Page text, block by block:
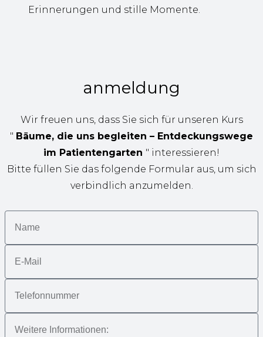
Erinnerungen und stille Momente.
anmeldung
Wir freuen uns, dass Sie sich für unseren Kurs
" Bäume, die uns begleiten – Entdeckungswege
im Patientengarten " interessieren!
Bitte füllen Sie das folgende Formular aus, um sich
verbindlich anzumelden.